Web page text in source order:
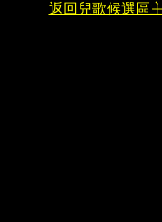
返回兒歌候選區